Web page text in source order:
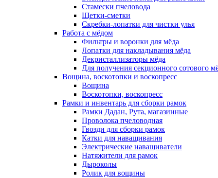
Стамески пчеловода
Щетки-сметки
Скребки-лопатки для чистки улья
Работа с мёдом
Фильтры и воронки для мёда
Лопатки для накладывания мёда
Декристаллизаторы мёда
Для получения секционного сотового
Вощина, воскотопки и воскопресс
Вощина
Воскотопки, воскопресс
Рамки и инвентарь для сборки рамок
Рамки Дадан, Рута, магазинные
Проволока пчеловодная
Гвозди для сборки рамок
Катки для наващивания
Электрические наващиватели
Натяжители для рамок
Дыроколы
Ролик для вощины